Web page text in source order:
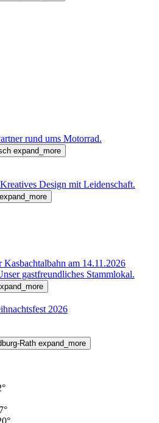
rund ums Motorrad.
expand_more
Kreatives Design mit Leidenschaft.
expand_more
am 14.11.2026
gastfreundliches Stammlokal.
2026
Rath expand_more